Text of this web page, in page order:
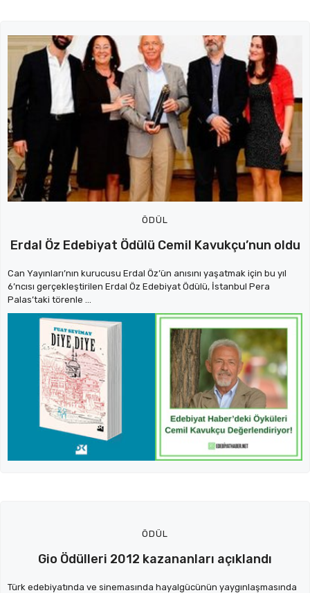
ÖDÜL
Erdal Öz Edebiyat Ödülü Cemil Kavukçu’nun oldu
Can Yayınları’nın kurucusu Erdal Öz’ün anısını yaşatmak için bu yıl
6’ncısı gerçekleştirilen Erdal Öz Edebiyat Ödülü, İstanbul Pera
Palas’taki törenle ...
ÖDÜL
Gio Ödülleri 2012 kazananları açıklandı
Türk edebiyatında ve sinemasında hayalgücünün yaygınlaşmasında